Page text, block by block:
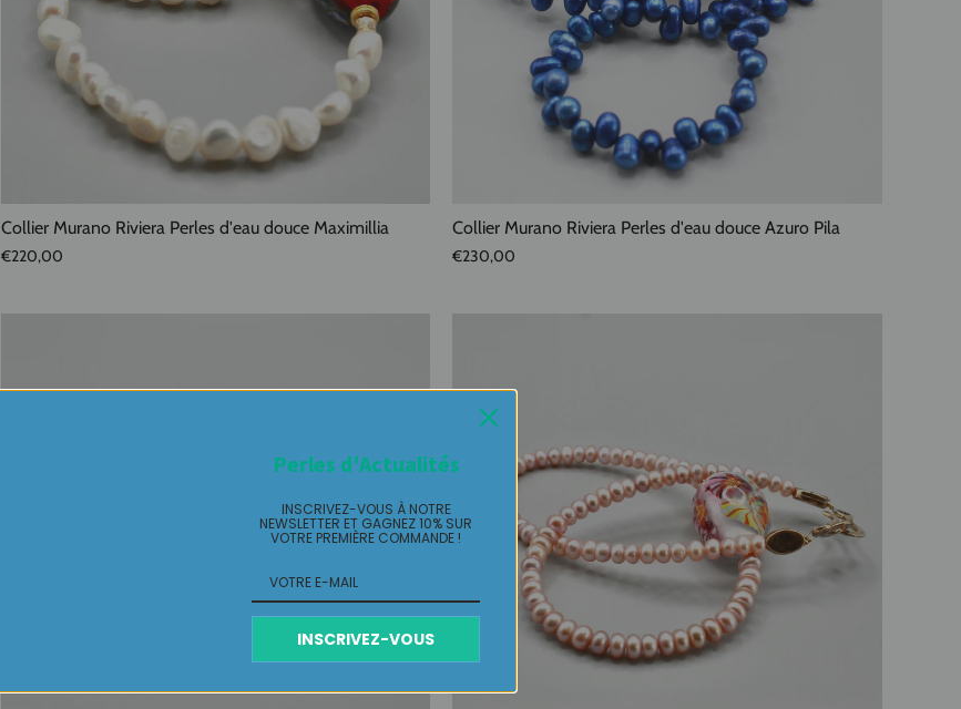
Collier Murano Riviera Perles d'eau douce Maximillia
€220,00
Collier Murano Riviera Perles d'eau douce Azuro Pila
€230,00
Perles d'Actualités
INSCRIVEZ-VOUS À NOTRE
NEWSLETTER ET GAGNEZ 10% SUR
VOTRE PREMIÈRE COMMANDE !
INSCRIVEZ-VOUS